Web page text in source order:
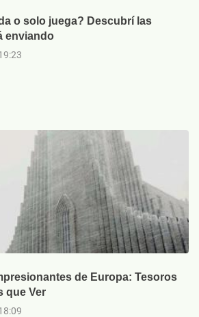
o solo juega? Descubrí las
enviando
de Europa: Tesoros
que Ver